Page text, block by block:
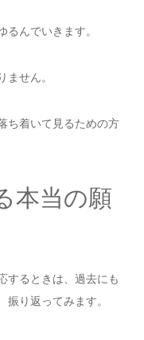
るんでいきます。
ません。
ち着いて見るための方
本当の願
するときは、過去にも
り返ってみます。